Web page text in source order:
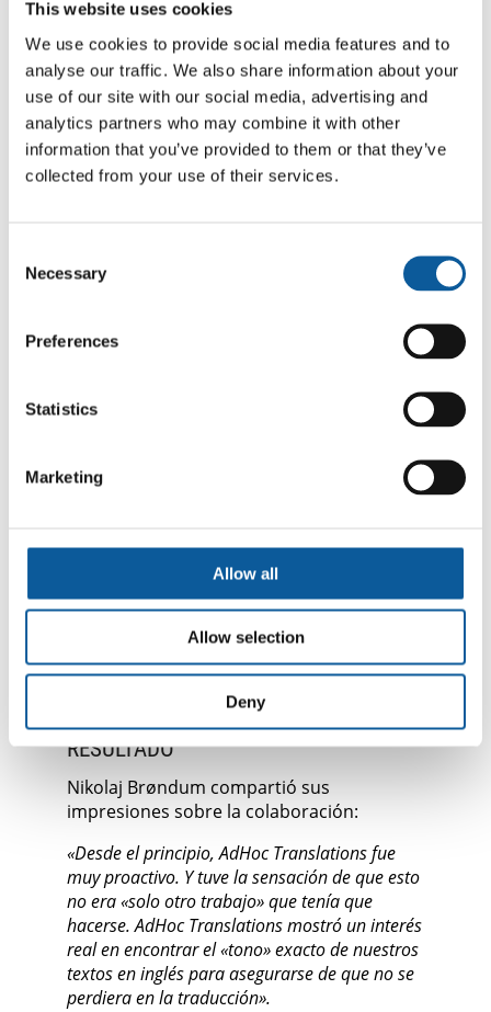
This website uses cookies
We use cookies to provide social media features and to
analyse our traffic. We also share information about your
use of our site with our social media, advertising and
analytics partners who may combine it with other
information that you’ve provided to them or that they’ve
collected from your use of their services.
Selection
Necessary
Preferences
Statistics
Marketing
Allow all
Allow selection
Deny
recomendamos comenzar con una
traducción de prueba. Esto permitió a
ARKK Copenhague confirmar que el estilo
del traductor coincidía con sus
expectativas antes de que comenzara el
proyecto completo.
Nuestra experiencia trabajando con
de ARKK que podíamos cumplir con sus
FLUJO DE TRABAJO DE TRADUCCIÓN
Una vez que se aprobó la pieza de prueba,
matices, para asegurar que se
transmitiera el significado sin sonar literal.
asegurarse de que sonara natural en
alemán mientras se mantenía fiel a la
identidad de marca de ARKK.
Este enfoque de dos pasos protegió el
tono que hace que la comunicación de
ARKK sea única.
RESULTADO
Nikolaj Brøndum compartió sus
impresiones sobre la colaboración:
«Desde el principio, AdHoc Translations fue
muy proactivo. Y tuve la sensación de que esto
no era «solo otro trabajo» que tenía que
hacerse. AdHoc Translations mostró un interés
real en encontrar el «tono» exacto de nuestros
textos en inglés para asegurarse de que no se
perdiera en la traducción».